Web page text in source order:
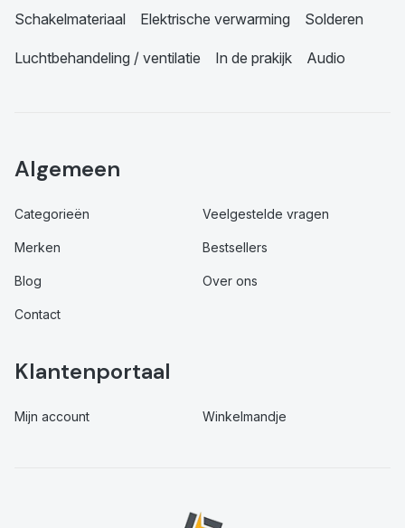
Schakelmateriaal Elektrische verwarming Solderen
Luchtbehandeling / ventilatie In de prakijk Audio
Algemeen
Categorieën Veelgestelde vragen
Merken Bestsellers
Blog Over ons
Contact
Klantenportaal
Mijn account Winkelmandje